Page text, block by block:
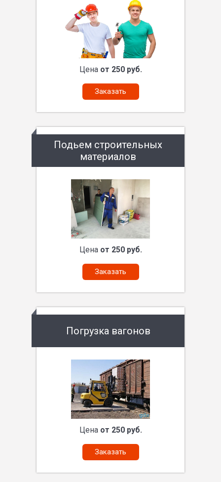
Цена от 250 руб.
Заказать
Подьем строительных
материалов
Цена от 250 руб.
Заказать
Погрузка вагонов
Цена от 250 руб.
Заказать